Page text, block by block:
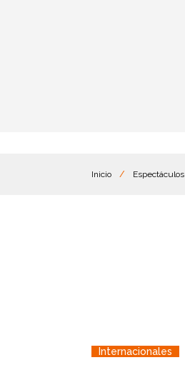
Inicio / Espectáculos
Internacionales